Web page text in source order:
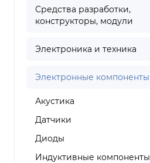
Средства разработки,
конструкторы, модули
Электроника и техника
Электронные компоненты
Акустика
Датчики
Диоды
Индуктивные компоненты